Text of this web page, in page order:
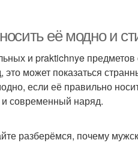
её модно и
и praktichnye
может показаться
если её правильно
современный наряд.
разберёмся, почему